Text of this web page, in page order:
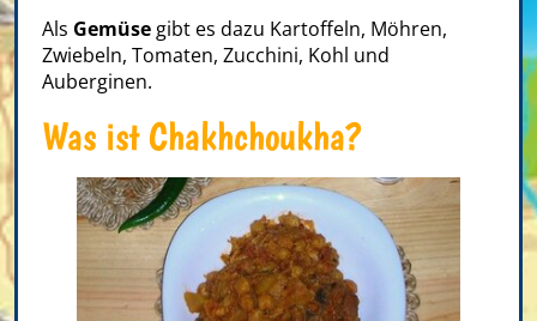
Als Gemüse gibt es dazu Kartoffeln, Möhren,
Zwiebeln, Tomaten, Zucchini, Kohl und
Auberginen.
Was ist Chakhchoukha?